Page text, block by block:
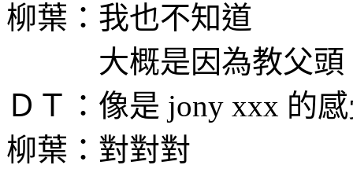
柳葉：我也不知道
大概是因為教父頭（
ＤＴ：像是 jony xxx 的
柳葉：對對對